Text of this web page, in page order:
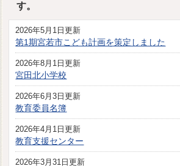
す。
2026年5月1日更新
第1期宮若市こども計画を策定しました
2026年8月1日更新
宮田北小学校
2026年6月3日更新
教育委員名簿
2026年4月1日更新
教育支援センター
2026年3月31日更新